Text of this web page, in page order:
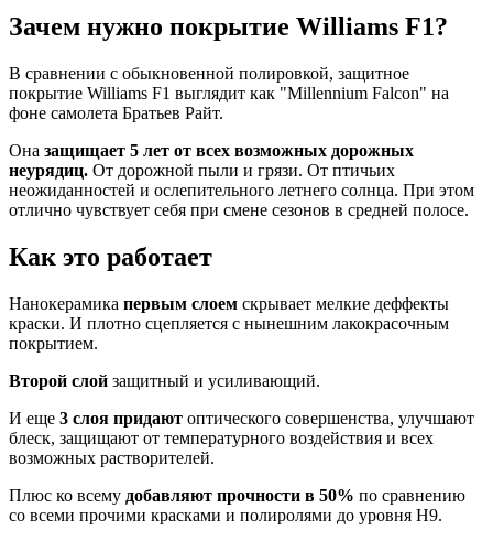
Зачем нужно покрытие Williams F1?
В сравнении с обыкновенной полировкой, защитное
покрытие Williams F1 выглядит как "Millennium Falcon" на
фоне самолета Братьев Райт.
Она защищает 5 лет от всех возможных дорожных
неурядиц. От дорожной пыли и грязи. От птичьих
неожиданностей и ослепительного летнего солнца. При этом
отлично чувствует себя при смене сезонов в средней полосе.
Как это работает
Нанокерамика первым слоем скрывает мелкие деффекты
краски. И плотно сцепляется с нынешним лакокрасочным
покрытием.
Второй слой защитный и усиливающий.
И еще 3 слоя придают оптического совершенства, улучшают
блеск, защищают от температурного воздействия и всех
возможных растворителей.
Плюс ко всему добавляют прочности в 50% по сравнению
со всеми прочими красками и полиролями до уровня H9.